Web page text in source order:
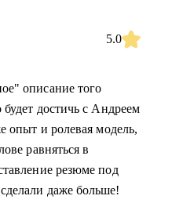
5.0
описание того
будет достичь с Андреем
опыт и ролевая модель,
равняться в
резюме под
даже больше!